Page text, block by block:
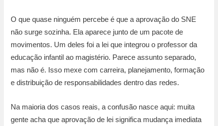
O que quase ninguém percebe é que a aprovação do SNE
não surge sozinha. Ela aparece junto de um pacote de
movimentos. Um deles foi a lei que integrou o professor da
educação infantil ao magistério. Parece assunto separado,
mas não é. Isso mexe com carreira, planejamento, formação
e distribuição de responsabilidades dentro das redes.
Na maioria dos casos reais, a confusão nasce aqui: muita
gente acha que aprovação de lei significa mudança imediata